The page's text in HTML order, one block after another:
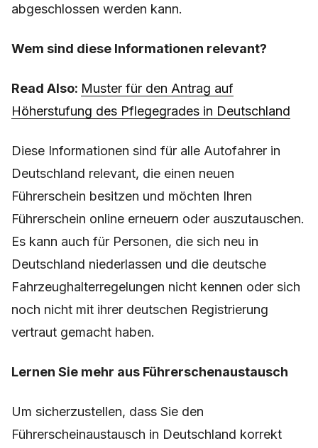
abgeschlossen werden kann.
Wem sind diese Informationen relevant?
Read Also: Muster für den Antrag auf
Höherstufung des Pflegegrades in Deutschland
Diese Informationen sind für alle Autofahrer in
Deutschland relevant, die einen neuen
Führerschein besitzen und möchten Ihren
Führerschein online erneuern oder auszutauschen.
Es kann auch für Personen, die sich neu in
Deutschland niederlassen und die deutsche
Fahrzeughalterregelungen nicht kennen oder sich
noch nicht mit ihrer deutschen Registrierung
vertraut gemacht haben.
Lernen Sie mehr aus Führerschenaustausch
Um sicherzustellen, dass Sie den
Führerscheinaustausch in Deutschland korrekt